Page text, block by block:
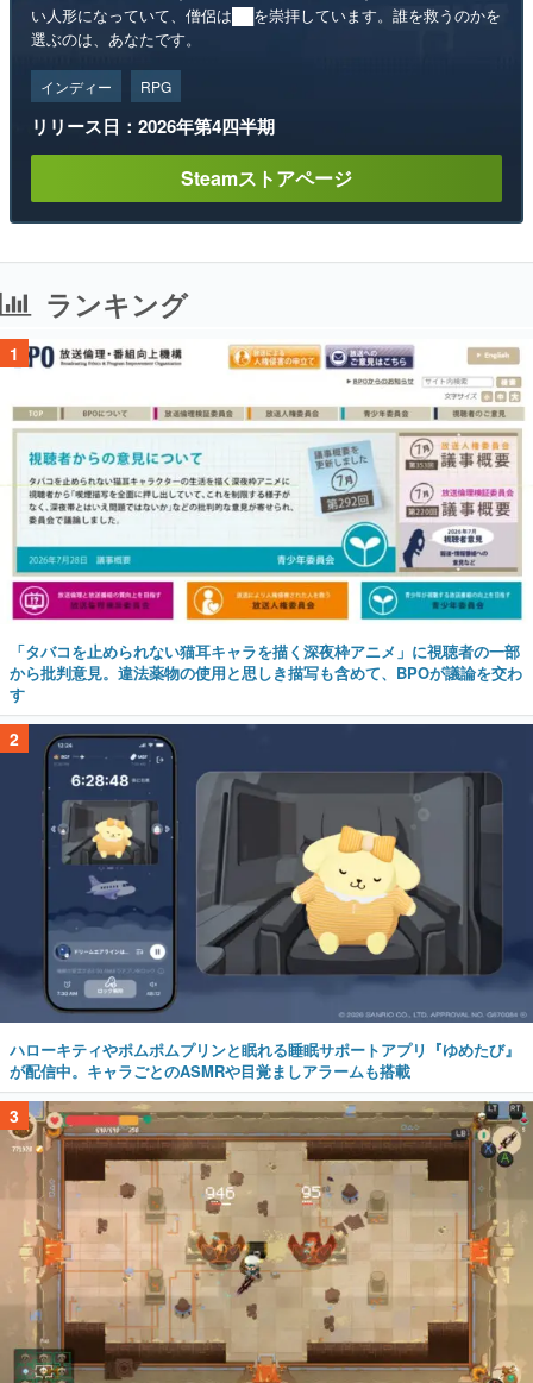
い人形になっていて、僧侶は██を崇拝しています。誰を救うのかを
選ぶのは、あなたです。
インディー RPG
リリース日：2026年第4四半期
Steamストアページ
ランキング
1
「タバコを止められない猫耳キャラを描く深夜枠アニメ」に視聴者の一部
から批判意見。違法薬物の使用と思しき描写も含めて、BPOが議論を交わ
す
2
ハローキティやポムポムプリンと眠れる睡眠サポートアプリ『ゆめたび』
が配信中。キャラごとのASMRや目覚ましアラームも搭載
3